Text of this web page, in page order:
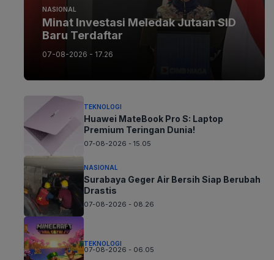
NASIONAL
Minat Investasi Meledak Jutaan SID
Baru Terdaftar
07-08-2026 - 17.26
TEKNOLOGI
Huawei MateBook Pro S: Laptop
Premium Teringan Dunia!
07-08-2026 - 15.05
NASIONAL
Surabaya Geger Air Bersih Siap Berubah
Drastis
07-08-2026 - 08.26
TEKNOLOGI
07-08-2026 - 06.05